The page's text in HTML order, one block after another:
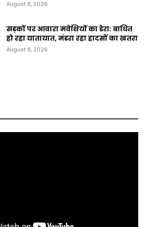
August 8, 2026
सड़कों पर आवारा मवेशियों का डेरा: बाधित
हो रहा यातायात, मंडरा रहा हादसों का खतरा
August 8, 2026